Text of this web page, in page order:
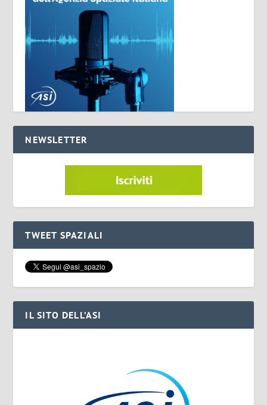
NEWSLETTER
TWEET SPAZIALI
IL SITO DELL’ASI